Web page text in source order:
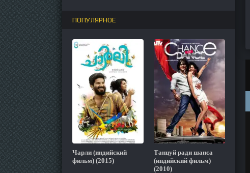
ПОПУЛЯРНОЕ
Чарли (индийский
фильм) (2015)
Танцуй ради шанса
(индийский фильм)
(2010)